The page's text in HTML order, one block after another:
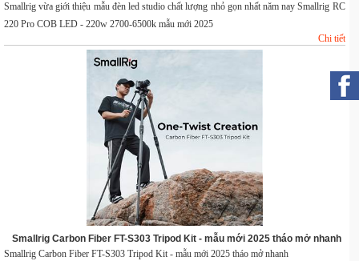
Smallrig vừa giới thiệu mẫu đèn led studio chất lượng nhỏ gọn nhất năm nay Smallrig RC
220 Pro COB LED - 220w 2700-6500k mẫu mới 2025
Chi tiết
Smallrig Carbon Fiber FT-S303 Tripod Kit - mẫu mới 2025 tháo mở nhanh
Smallrig Carbon Fiber FT-S303 Tripod Kit - mẫu mới 2025 tháo mở nhanh